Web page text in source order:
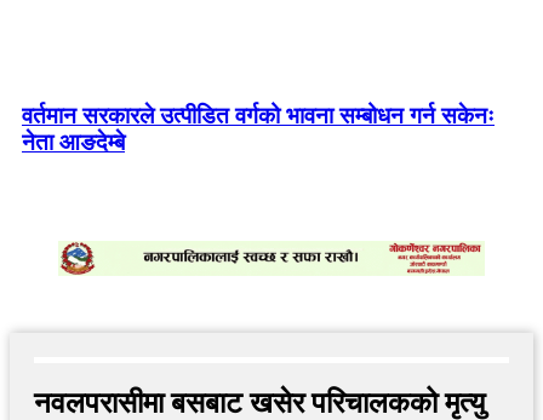
वर्तमान सरकारले उत्पीडित वर्गको भावना सम्बोधन गर्न सकेनः
नेता आङदेम्बे
नवलपरासीमा बसबाट खसेर परिचालकको मृत्यु